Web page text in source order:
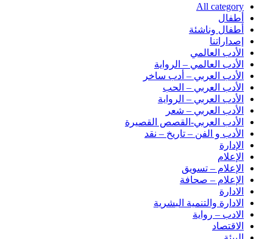
All category
أطفال
أطفال وناشئة
إصداراتنا
الأدب العالمي
الأدب العالمي – الرواية
الأدب العربي – أدب ساخر
الأدب العربي – الحب
الأدب العربي – الرواية
الأدب العربي – شعر
الأدب العربي-القصص القصيرة
الأدب و الفن – تاريخ – نقد
الإدارة
الإعلام
الإعلام – تسويق
الإعلام – صحافة
الادارة
الادارة والتنمية البشرية
الادب – رواية
الاقتصاد